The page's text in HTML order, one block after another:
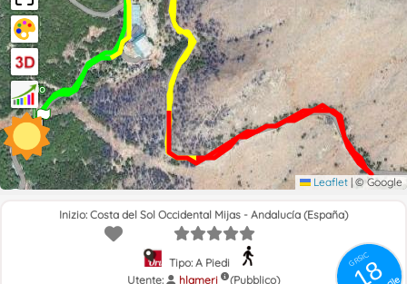
Inizio
Fine
Leaflet |© Google
GRSIC
18
Inizio: Costa del Sol Occidental Mijas - Andalucía (España)
Tipo: A Piedi
Utente:
hlameri
(Pubblico)